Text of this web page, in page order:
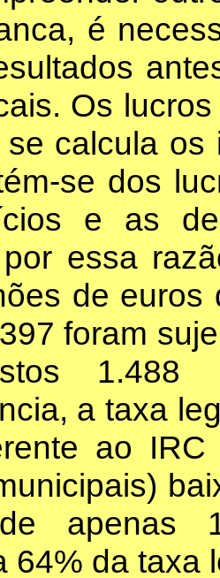
é
Os
calcula
se dos
e as
essa
de
foram
1.488
a taxa
ao
apenas
64% da taxa